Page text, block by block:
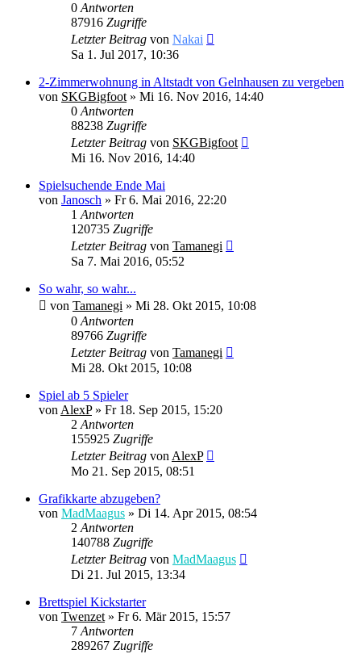
0 Antworten
87916 Zugriffe
Letzter Beitrag von Nakai
Sa 1. Jul 2017, 10:36
2-Zimmerwohnung in Altstadt von Gelnhausen zu vergeben
von SKGBigfoot » Mi 16. Nov 2016, 14:40
0 Antworten
88238 Zugriffe
Letzter Beitrag von SKGBigfoot
Mi 16. Nov 2016, 14:40
Spielsuchende Ende Mai
von Janosch » Fr 6. Mai 2016, 22:20
1 Antworten
120735 Zugriffe
Letzter Beitrag von Tamanegi
Sa 7. Mai 2016, 05:52
So wahr, so wahr...
von Tamanegi » Mi 28. Okt 2015, 10:08
0 Antworten
89766 Zugriffe
Letzter Beitrag von Tamanegi
Mi 28. Okt 2015, 10:08
Spiel ab 5 Spieler
von AlexP» Fr 18. Sep 2015, 15:20
2 Antworten
155925 Zugriffe
Letzter Beitrag von AlexP
Mo 21. Sep 2015, 08:51
Grafikkarte abzugeben?
von MadMaagus » Di 14. Apr 2015, 08:54
2 Antworten
140788 Zugriffe
Letzter Beitrag von MadMaagus
Di 21. Jul 2015, 13:34
Brettspiel Kickstarter
von Twenzet » Fr 6. Mär 2015, 15:57
7 Antworten
289267 Zugriffe